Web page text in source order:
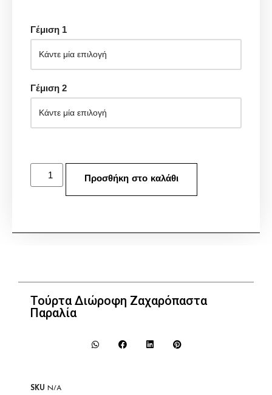
Γέμιση 1
Γέμιση 2
Προσθήκη στο καλάθι
Τούρτα Διώροφη Ζαχαρόπαστα
Παραλία
SKU N/A